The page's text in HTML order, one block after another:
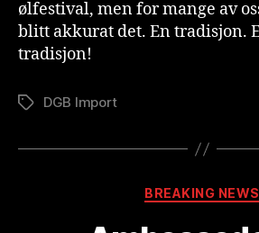
ølfestival, men for mange av
blitt akkurat det. En tradisjon.
tradisjon!
StikkordDGB Import
BREAKING NEWS
A
B
r
e